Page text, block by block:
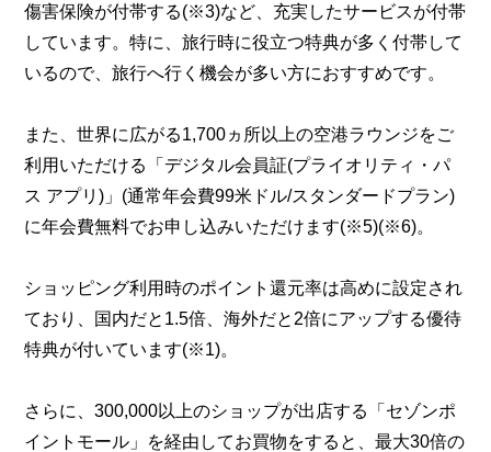
傷害保険が付帯する(※3)など、充実したサービスが付帯
しています。特に、旅行時に役立つ特典が多く付帯して
いるので、旅行へ行く機会が多い方におすすめです。
また、世界に広がる1,700ヵ所以上の空港ラウンジをご
利用いただける「デジタル会員証(プライオリティ・パ
ス アプリ)」(通常年会費99米ドル/スタンダードプラン)
に年会費無料でお申し込みいただけます(※5)(※6)。
ショッピング利用時のポイント還元率は高めに設定され
ており、国内だと1.5倍、海外だと2倍にアップする優待
特典が付いています(※1)。
さらに、300,000以上のショップが出店する「セゾンポ
イントモール」を経由してお買物をすると、最大30倍の